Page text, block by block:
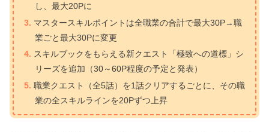
し、最大20Pに
マスタースキルポイントは全職業の合計で最大30P→職
業ごと最大30Pに変更
スキルブックをもらえる新クエスト「極致への道標」シ
リーズを追加（30～60P程度の予定と発表）
職業クエスト（全5話）を1話クリアするごとに、その職
業の全スキルラインを20Pずつ上昇